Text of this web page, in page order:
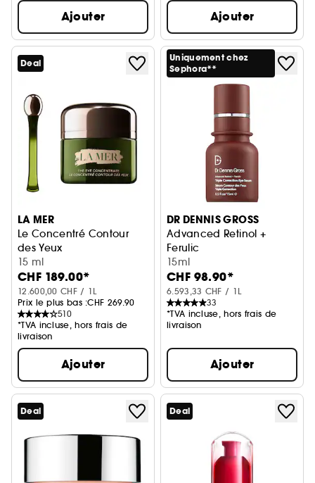
Ajouter Ajouter
Deal
LA MER
Le Concentré Contour
des Yeux
Contour des yeux anti-âge
15 ml
CHF 189.00*
12.600,00 CHF / 1L
Prix le plus bas :CHF 269.90
510
*TVA incluse, hors frais de
livraison
Ajouter
Uniquement chez
Sephora**
DR DENNIS GROSS
Advanced Retinol +
Ferulic
Sérum Contour Dex Yeux
15ml
CHF 98.90*
6.593,33 CHF / 1L
33
*TVA incluse, hors frais de
livraison
Ajouter
Deal Deal